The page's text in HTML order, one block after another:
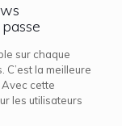
sur chaque
la meilleure
cette
les utilisateurs